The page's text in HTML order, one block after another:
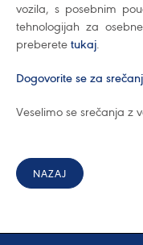
vozila, s posebnim
tehnologijah za
preberete tukaj.
Dogovorite se za
Veselimo se srečanja z
NAZAJ